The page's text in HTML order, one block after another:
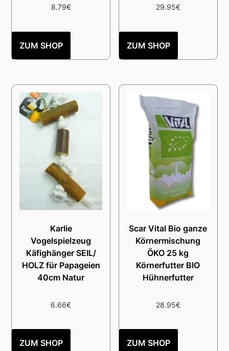
8.79€
ZUM SHOP
29.95€
ZUM SHOP
Karlie
Vogelspielzeug
Käfighänger SEIL/
HOLZ für Papageien
40cm Natur
6.66€
ZUM SHOP
Scar Vital Bio ganze
Körnermischung
ÖKO 25 kg
Körnerfutter BIO
Hühnerfutter
28.95€
ZUM SHOP